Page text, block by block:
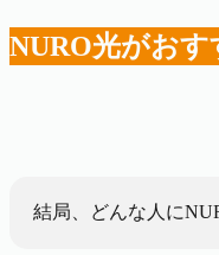
NURO光がお
結局、どんな人に